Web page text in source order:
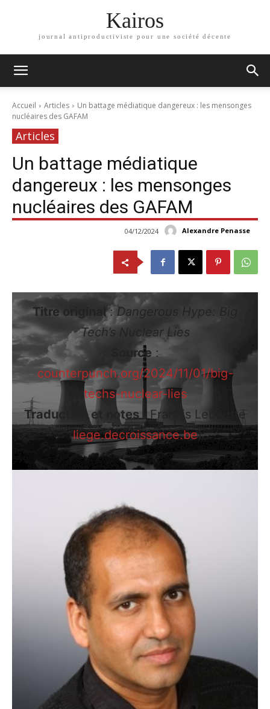
Kairos
journal antiproductiviste pour une société décente
Accueil Articles
Un battage médiatique dangereux : les mensonges
nucléaires des GAFAM
Articles
Un battage médiatique
dangereux : les mensonges
nucléaires des GAFAM
Alexandre Penasse
04/12/2024
Titre original: Dangerous Hype: Big
Tech’s Nuclear Lies
Source :
counterpunch.org/2024/11/01/big-
techs-nuclear-lies
Traduction et notes: Francis Leboutte
(liege.decroissance.be)